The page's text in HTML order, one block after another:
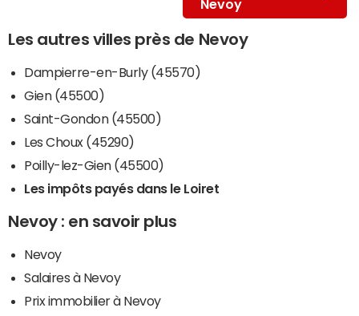
Nevoy
Les autres villes près de Nevoy
Dampierre-en-Burly (45570)
Gien (45500)
Saint-Gondon (45500)
Les Choux (45290)
Poilly-lez-Gien (45500)
Les impôts payés dans le Loiret
Nevoy : en savoir plus
Nevoy
Salaires à Nevoy
Prix immobilier à Nevoy